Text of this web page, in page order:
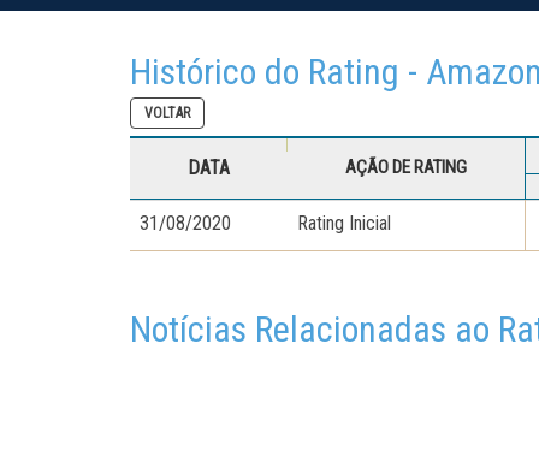
Histórico do Rating -
VOLTAR
DATA AÇÃO DE RATING
31/08/2020 Rating Inicial
Notícias Relacionadas ao